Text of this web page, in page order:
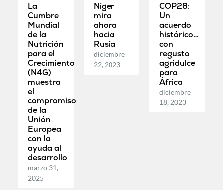
La
Cumbre
Mundial
de la
Nutrición
para el
Crecimiento
(N4G)
muestra
el
compromiso
de la
Unión
Europea
con la
ayuda al
desarrollo
marzo 31,
2025
Níger
mira
ahora
hacia
Rusia
diciembre
22, 2023
COP28:
Un
acuerdo
histórico…
con
regusto
agridulce
para
África
diciembre
18, 2023